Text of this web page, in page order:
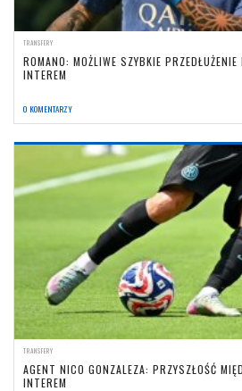
TRANSFERY
ROMANO: MOŻLIWE SZYBKIE
INTEREM
0 KOMENTARZY
TRANSFERY
AGENT NICO GONZALEZA: PRZYSZŁOŚĆ
INTEREM